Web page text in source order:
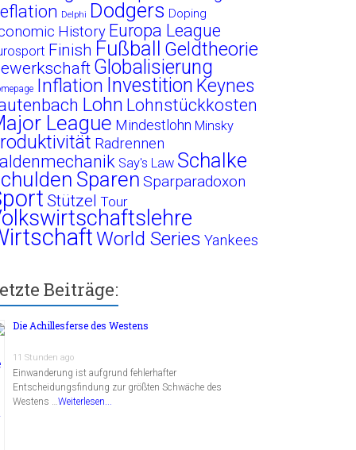
Delphi Dodgers Doping
History Europa League
Finish Fußball Geldtheorie
Globalisierung
Inflation Investition Keynes
Lohn Lohnstückkosten
League Mindestlohn Minsky
Radrennen
Say's Law Schalke
Sparen Sparparadoxon
Stützel Tour
World Series Yankees
Beiträge:
Die Achillesferse des Westens
11 Stunden ago
Einwanderung ist aufgrund fehlerhafter
Entscheidungsfindung zur größten Schwäche des
Westens …Weiterlesen...